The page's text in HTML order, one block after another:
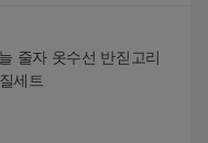
줄자 옷수선 반짇고리
세트